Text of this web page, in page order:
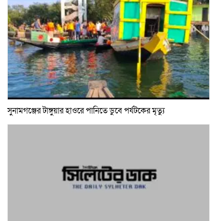
সুনামগঞ্জের টাঙ্গুয়ার হাওরে পানিতে ডুবে পর্যটকের মৃত্যু